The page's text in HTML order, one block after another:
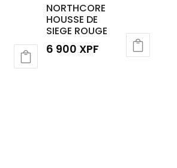
NORTHCORE
HOUSSE DE
SIEGE ROUGE
6 900 XPF